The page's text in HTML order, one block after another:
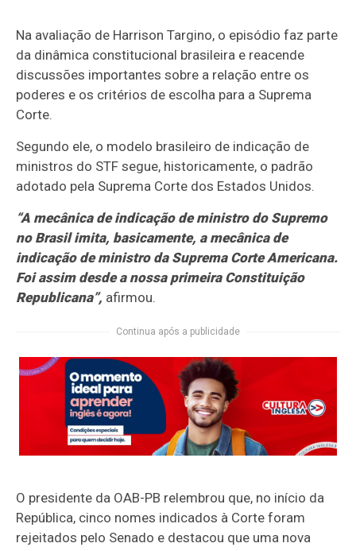
Na avaliação de Harrison Targino, o episódio faz parte
da dinâmica constitucional brasileira e reacende
discussões importantes sobre a relação entre os
poderes e os critérios de escolha para a Suprema
Corte.
Segundo ele, o modelo brasileiro de indicação de
ministros do STF segue, historicamente, o padrão
adotado pela Suprema Corte dos Estados Unidos.
“A mecânica de indicação de ministro do Supremo
no Brasil imita, basicamente, a mecânica de
indicação de ministro da Suprema Corte Americana.
Foi assim desde a nossa primeira Constituição
Republicana”, afirmou.
Continua após a publicidade
O presidente da OAB-PB relembrou que, no início da
República, cinco nomes indicados à Corte foram
rejeitados pelo Senado e destacou que uma nova